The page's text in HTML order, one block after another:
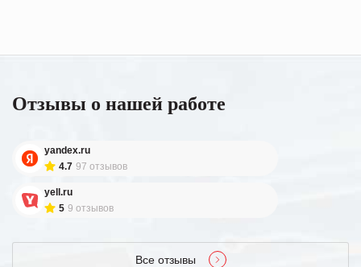
Отзывы о нашей работе
yandex.ru
4.7 97 отзывов
yell.ru
5 9 отзывов
Все отзывы